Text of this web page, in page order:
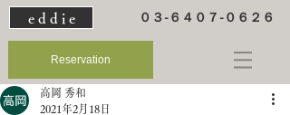
e d d i e ０３-６４０７-０６２６
Reservation
高岡 秀和
2021年2月18日